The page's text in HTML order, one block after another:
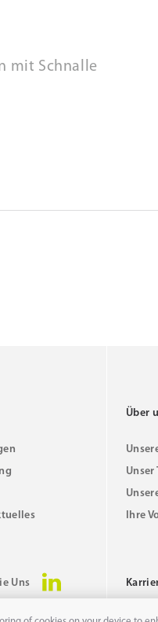
mit Schnalle
Uns
Über
Unser
Ihre